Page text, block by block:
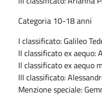
Categoria 10-18 anni
I classificato: Galileo
II classificato ex aequo:
II classificato ex aequo
III classificato:
Menzione speciale: